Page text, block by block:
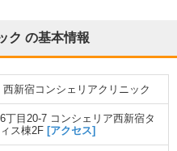
ク の基本情報
新宿コンシェリアクリニック
丁目20-7 コンシェリア西新宿タ
ス棟2F [アクセス]